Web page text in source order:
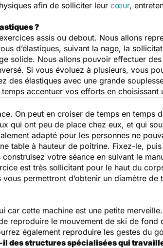
afin de solliciter leur cœur,
?
assis ou debout. Nous allons
d’élastiques, suivant la nage, la
solide. Nous allons pouvoir effectuer
Si vous évoluez à plusieurs, vous
des élastiques avec une grande
accentuer vos efforts en choisissant
On peut en croiser de temps en temps
qui ont peu de place chez eux, et qui
adapté pour les personnes ne
table à hauteur de poitrine. Fixez-le,
votre séance en suivant le
est très sollicitant pour le haut du
permettront d’obtenir un diamètre
cette machine est une petite
reproduire le mouvement de ski de fond
également reproduire les gestes du
des structures spécialisées qui